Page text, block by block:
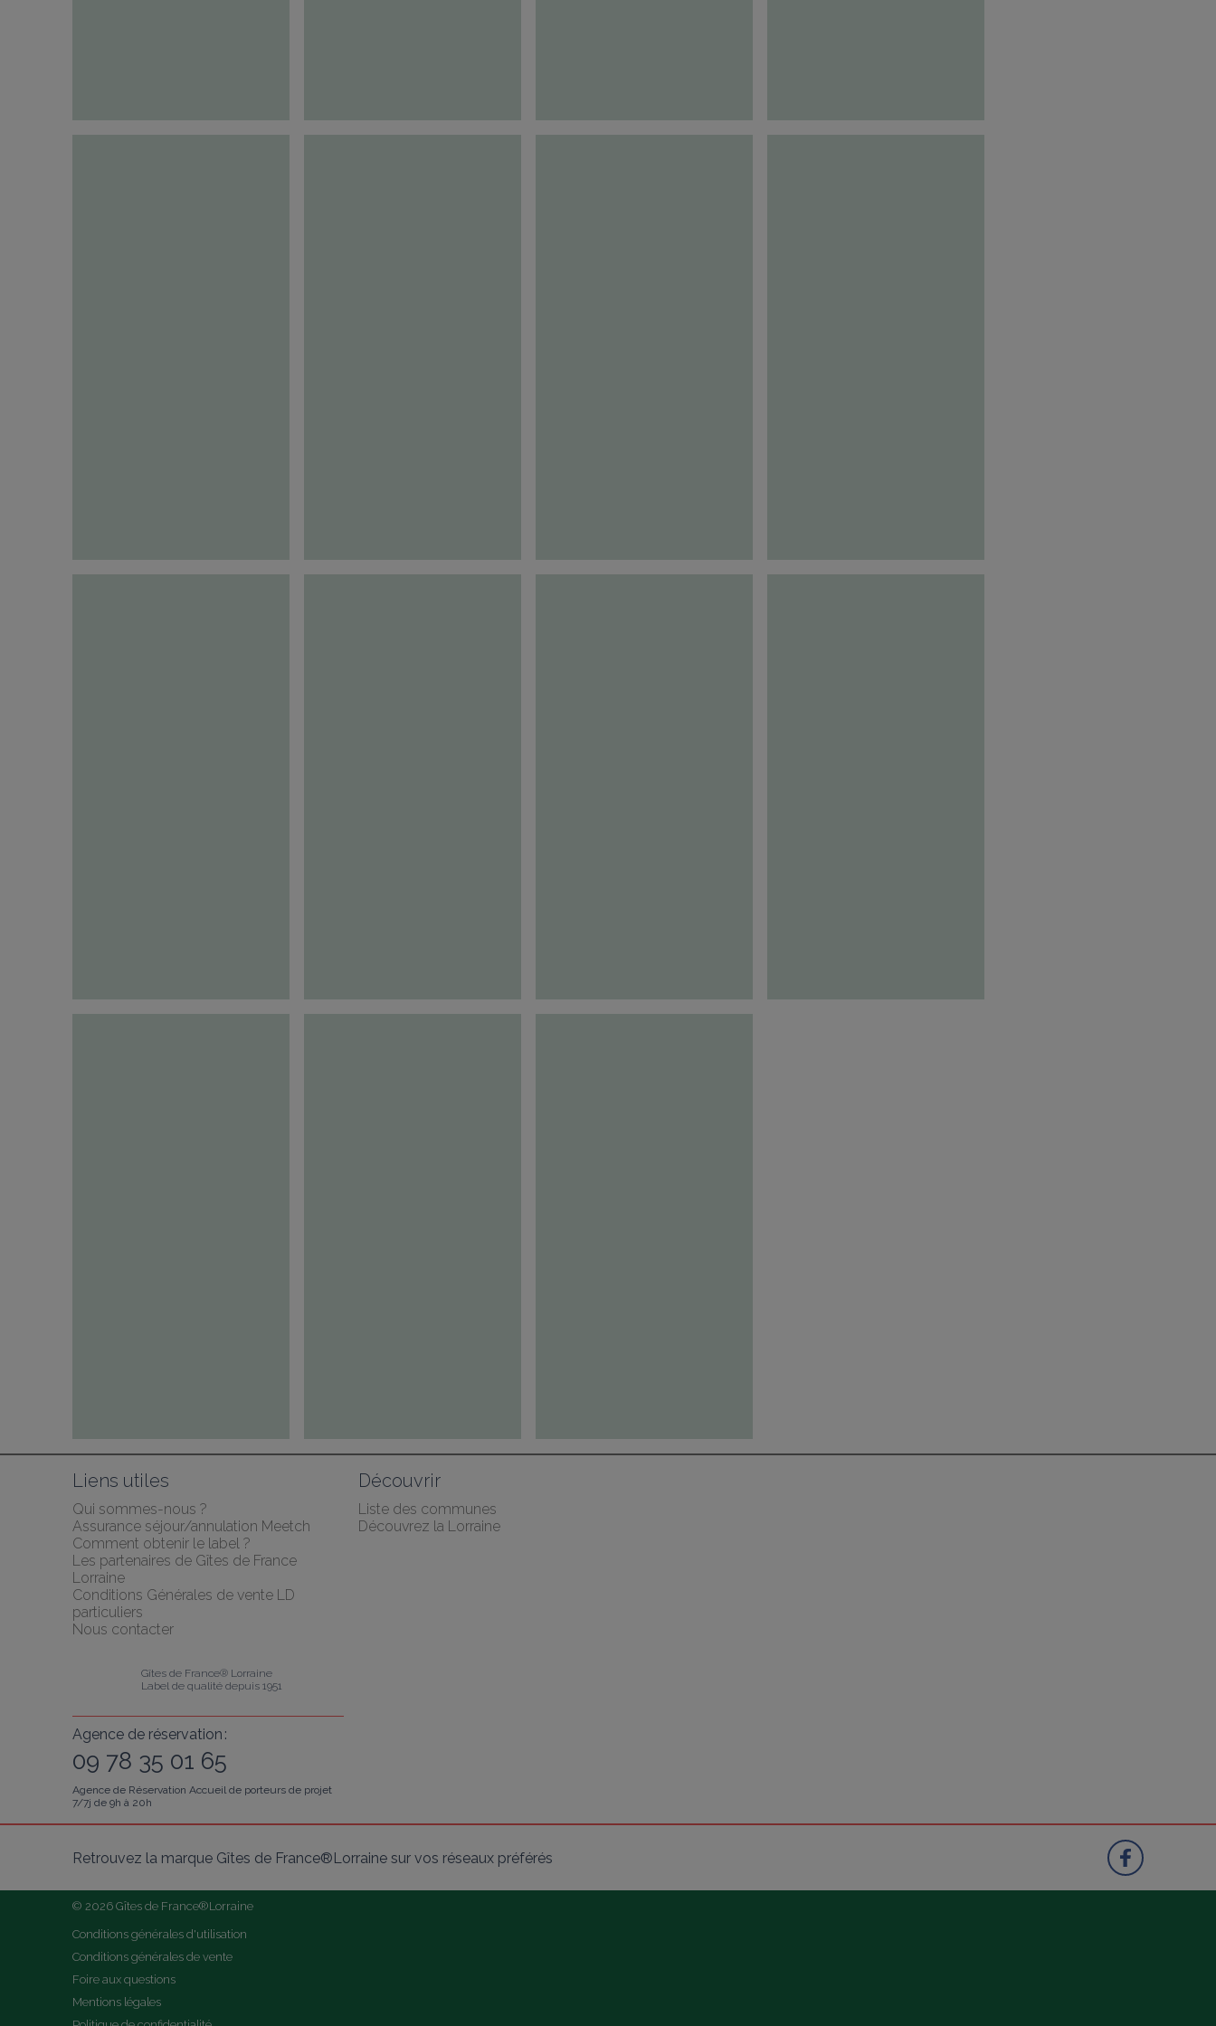
Liens utiles
Qui sommes-nous ?
Assurance séjour/annulation Meetch
Comment obtenir le label ?
Les partenaires de Gîtes de France
Lorraine
Conditions Générales de vente LD
particuliers
Nous contacter
Découvrir
Liste des communes
Découvrez la Lorraine
Gîtes de France® Lorraine
Label de qualité depuis 1951
Agence de réservation :
09 78 35 01 65
Agence de Réservation Accueil de porteurs de projet
7/7j de 9h à 20h
Retrouvez la marque Gîtes de France®Lorraine sur vos réseaux préférés
© 2026 Gîtes de France®Lorraine
Conditions générales d'utilisation
Conditions générales de vente
Foire aux questions
Mentions légales